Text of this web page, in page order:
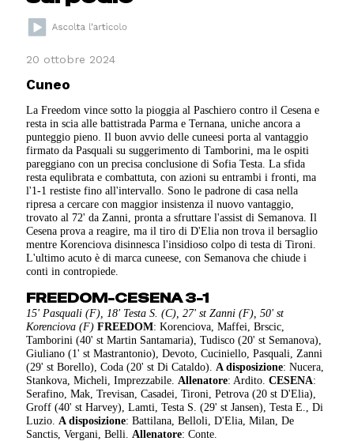
20 ottobre 2024
Cuneo
La Freedom vince sotto la pioggia al Paschiero contro il Cesena e
resta in scia alle battistrada Parma e Ternana, uniche ancora a
punteggio pieno. Il buon avvio delle cuneesi porta al vantaggio
firmato da Pasquali su suggerimento di Tamborini, ma le ospiti
pareggiano con un precisa conclusione di Sofia Testa. La sfida
resta equlibrata e combattuta, con azioni su entrambi i fronti, ma
l'1-1 restiste fino all'intervallo. Sono le padrone di casa nella
ripresa a cercare con maggior insistenza il nuovo vantaggio,
trovato al 72' da Zanni, pronta a sfruttare l'assist di Semanova. Il
Cesena prova a reagire, ma il tiro di D'Elia non trova il bersaglio
mentre Korenciova disinnesca l'insidioso colpo di testa di Tironi.
L'ultimo acuto è di marca cuneese, con Semanova che chiude i
conti in contropiede.
FREEDOM-CESENA 3-1
15' Pasquali (F), 18' Testa S. (C), 27' st Zanni (F), 50' st
Korenciova (F) FREEDOM: Korenciova, Maffei, Brscic,
Tamborini (40' st Martin Santamaria), Tudisco (20' st Semanova),
Giuliano (1' st Mastrantonio), Devoto, Cuciniello, Pasquali, Zanni
(29' st Borello), Coda (20' st Di Cataldo). A disposizione: Nucera,
Stankova, Micheli, Imprezzabile. Allenatore: Ardito.CESENA:
Serafino, Mak, Trevisan, Casadei, Tironi, Petrova (20 st D'Elia),
Groff (40' st Harvey), Lamti, Testa S. (29' st Jansen), Testa E., Di
Luzio. A disposizione: Battilana, Belloli, D'Elia, Milan, De
Sanctis, Vergani, Belli. Allenatore: Conte.